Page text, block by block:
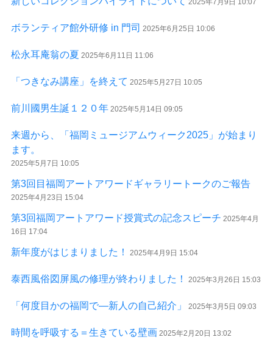
2025年7月9日 10:07
ボランティア館外研修 in 門司 2025年6月25日 10:06
松永耳庵翁の夏 2025年6月11日 11:06
「つきなみ講座」を終えて 2025年5月27日 10:05
前川國男生誕１２０年 2025年5月14日 09:05
来週から、「福岡ミュージアムウィーク2025」が始まり
ます。
2025年5月7日 10:05
第3回目福岡アートアワードギャラリートークのご報告
2025年4月23日 15:04
第3回福岡アートアワード授賞式の記念スピーチ 2025年4月
16日 17:04
新年度がはじまりました！ 2025年4月9日 15:04
泰西風俗図屏風の修理が終わりました！ 2025年3月26日 15:03
「何度目かの福岡で―新人の自己紹介」 2025年3月5日 09:03
時間を呼吸する＝生きている壁画 2025年2月20日 13:02